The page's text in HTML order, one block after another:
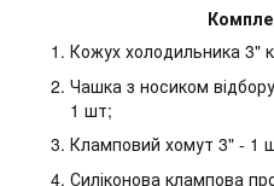
Кожух холодильника 3"
Чашка з носиком
1 шт;
Кламповий хомут 3" - 1
Силіконова клампова